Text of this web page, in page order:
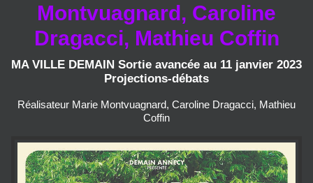
Montvuagnard, Caroline
Dragacci, Mathieu Coffin
MA VILLE DEMAIN Sortie avancée au 11 janvier 2023
Projections-débats
Réalisateur Marie Montvuagnard, Caroline Dragacci, Mathieu
Coffin